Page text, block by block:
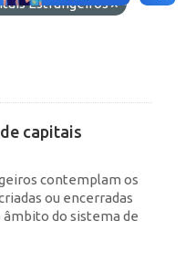
Estrangeiros
capitais
contemplam os
ou encerradas
âmbito do sistema de